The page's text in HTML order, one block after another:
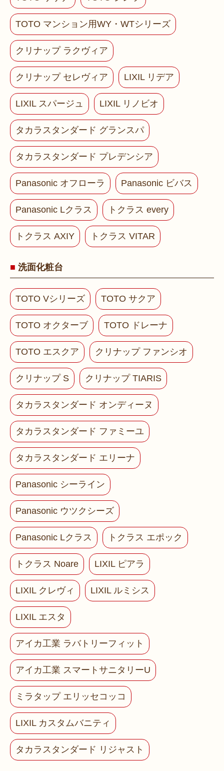
TOTO マンション用WY・WTシリーズ
クリナップ ラクヴィア
クリナップ セレヴィア LIXIL リデア
LIXIL スパージュ LIXIL リノビオ
タカラスタンダード グランスパ
タカラスタンダード プレデンシア
Panasonic オフローラ Panasonic ビバス
Panasonic Lクラス トクラス every
トクラス AXIY トクラス VITAR
洗面化粧台
TOTO Vシリーズ TOTO サクア
TOTO オクターブ TOTO ドレーナ
TOTO エスクア クリナップ ファンシオ
クリナップ S クリナップ TIARIS
タカラスタンダード オンディーヌ
タカラスタンダード ファミーユ
タカラスタンダード エリーナ
Panasonic シーライン
Panasonic ウツクシーズ
Panasonic Lクラス トクラス エポック
トクラス Noare LIXIL ピアラ
LIXIL クレヴィ LIXIL ルミシス
LIXIL エスタ
アイカ工業 ラバトリーフィット
アイカ工業 スマートサニタリーU
ミラタップ エリッセコッコ
LIXIL カスタムバニティ
タカラスタンダード リジャスト